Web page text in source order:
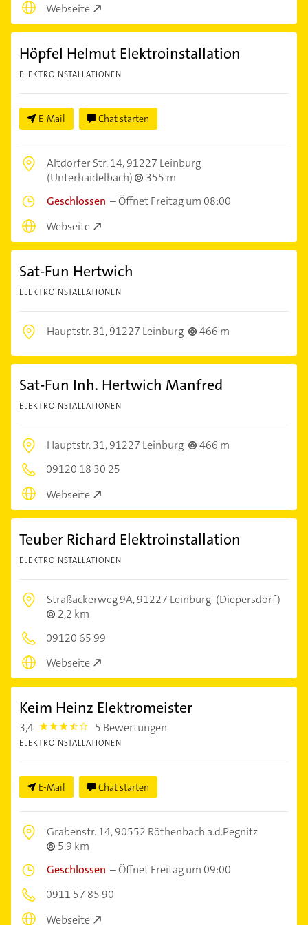
Webseite
Höpfel Helmut Elektroinstallation
ELEKTROINSTALLATIONEN
E-Mail Chat starten
Altdorfer Str. 14,91227 Leinburg
(Unterhaidelbach)
355 m
Geschlossen –Öffnet Freitag um 08:00
Webseite
Sat-Fun Hertwich
ELEKTROINSTALLATIONEN
Hauptstr. 31,91227 Leinburg 466 m
Sat-Fun Inh. Hertwich Manfred
ELEKTROINSTALLATIONEN
Hauptstr. 31,91227 Leinburg
466 m
09120 18 30 25
Webseite
Teuber Richard Elektroinstallation
ELEKTROINSTALLATIONEN
Straßäckerweg 9A,91227 Leinburg (Diepersdorf)
2,2 km
09120 65 99
Webseite
Keim Heinz Elektromeister
3,4 3.4 5 Bewertungen
ELEKTROINSTALLATIONEN
E-Mail Chat starten
Grabenstr. 14,90552 Röthenbach a.d.Pegnitz
5,9 km
Geschlossen –Öffnet Freitag um 09:00
0911 57 85 90
Webseite